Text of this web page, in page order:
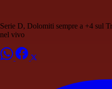
Serie D, Dolomiti sempre a +4 sul
nel vivo